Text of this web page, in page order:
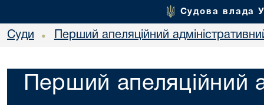
Судова влада
Суди • Перший апеляційний
Перший апеляційний